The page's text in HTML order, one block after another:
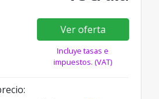
Ver oferta
Incluye tasas e
impuestos. (VAT)